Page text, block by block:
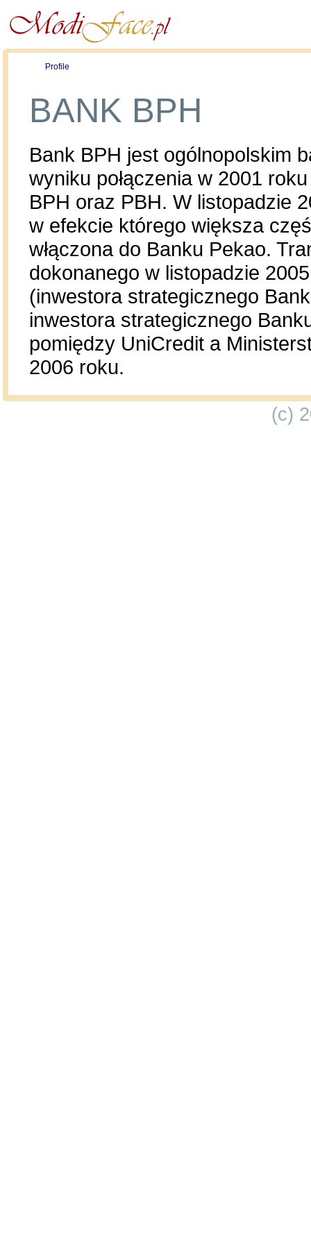
Profile
BANK BPH
Bank BPH jest ogólnopolskim
wyniku połączenia w 2001
BPH oraz PBH. W listopadzie
w efekcie którego większa
włączona do Banku Pekao.
dokonanego w listopadzie
(inwestora strategicznego
inwestora strategicznego
pomiędzy UniCredit a
2006 roku.
(c)